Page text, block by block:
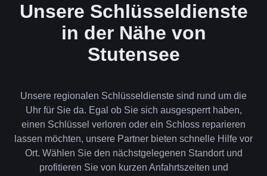
Unsere Schlüsseldienste
in der Nähe von
Stutensee
Unsere regionalen Schlüsseldienste sind rund um die
Uhr für Sie da. Egal ob Sie sich ausgesperrt haben,
einen Schlüssel verloren oder ein Schloss reparieren
lassen möchten, unsere Partner bieten schnelle Hilfe vor
Ort. Wählen Sie den nächstgelegenen Standort und
profitieren Sie von kurzen Anfahrtszeiten und